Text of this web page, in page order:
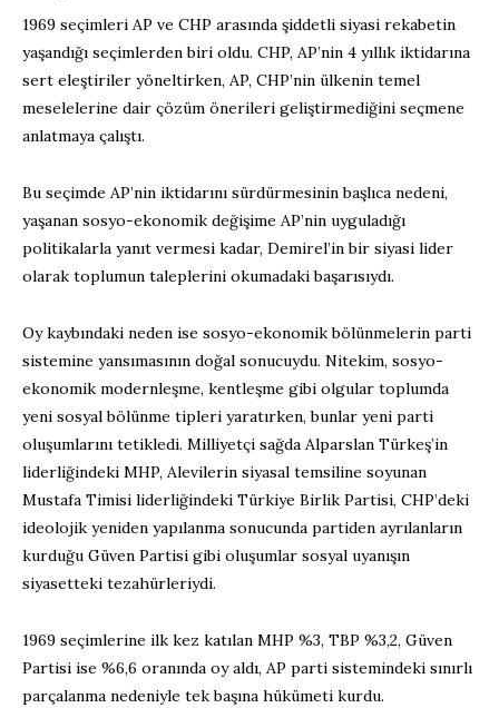
1969 seçimleri AP ve CHP arasında şiddetli siyasi rekabetin
yaşandığı seçimlerden biri oldu. CHP, AP’nin 4 yıllık iktidarına
sert eleştiriler yöneltirken, AP, CHP’nin ülkenin temel
meselelerine dair çözüm önerileri geliştirmediğini seçmene
anlatmaya çalıştı.
Bu seçimde AP’nin iktidarını sürdürmesinin başlıca nedeni,
yaşanan sosyo-ekonomik değişime AP’nin uyguladığı
politikalarla yanıt vermesi kadar, Demirel’in bir siyasi lider
olarak toplumun taleplerini okumadaki başarısıydı.
Oy kaybındaki neden ise sosyo-ekonomik bölünmelerin parti
sistemine yansımasının doğal sonucuydu. Nitekim, sosyo-
ekonomik modernleşme, kentleşme gibi olgular toplumda
yeni sosyal bölünme tipleri yaratırken, bunlar yeni parti
oluşumlarını tetikledi. Milliyetçi sağda Alparslan Türkeş’in
liderliğindeki MHP, Alevilerin siyasal temsiline soyunan
Mustafa Timisi liderliğindeki Türkiye Birlik Partisi, CHP’deki
ideolojik yeniden yapılanma sonucunda partiden ayrılanların
kurduğu Güven Partisi gibi oluşumlar sosyal uyanışın
siyasetteki tezahürleriydi.
1969 seçimlerine ilk kez katılan MHP %3, TBP %3,2, Güven
Partisi ise %6,6 oranında oy aldı, AP parti sistemindeki sınırlı
parçalanma nedeniyle tek başına hükümeti kurdu.